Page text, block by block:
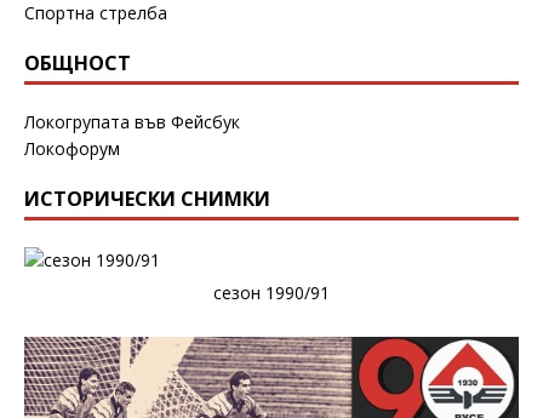
Спортна стрелба
ОБЩНОСТ
Локогрупата във Фейсбук
Локофорум
ИСТОРИЧЕСКИ СНИМКИ
сезон 1990/91